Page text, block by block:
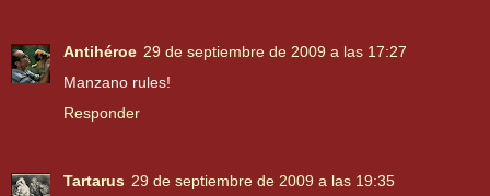
Antihéroe 29 de septiembre de 2009 a las 17:27
Manzano rules!
Responder
Tartarus 29 de septiembre de 2009 a las 19:35